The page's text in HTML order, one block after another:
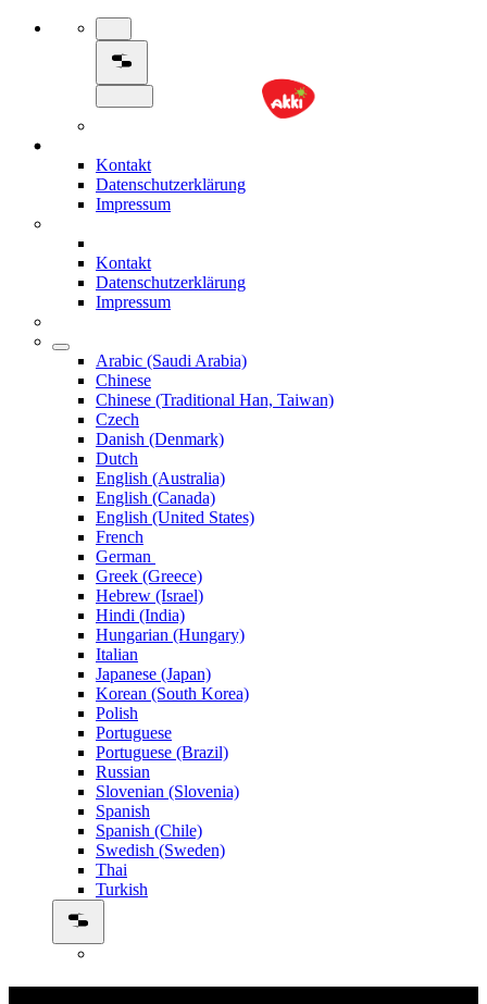
Kontakt
Datenschutzerklärung
Impressum
Kontakt
Datenschutzerklärung
Impressum
Arabic (Saudi Arabia)
Chinese
Chinese (Traditional Han, Taiwan)
Czech
Danish (Denmark)
Dutch
English (Australia)
English (Canada)
English (United States)
French
German
Greek (Greece)
Hebrew (Israel)
Hindi (India)
Hungarian (Hungary)
Italian
Japanese (Japan)
Korean (South Korea)
Polish
Portuguese
Portuguese (Brazil)
Russian
Slovenian (Slovenia)
Spanish
Spanish (Chile)
Swedish (Sweden)
Thai
Turkish